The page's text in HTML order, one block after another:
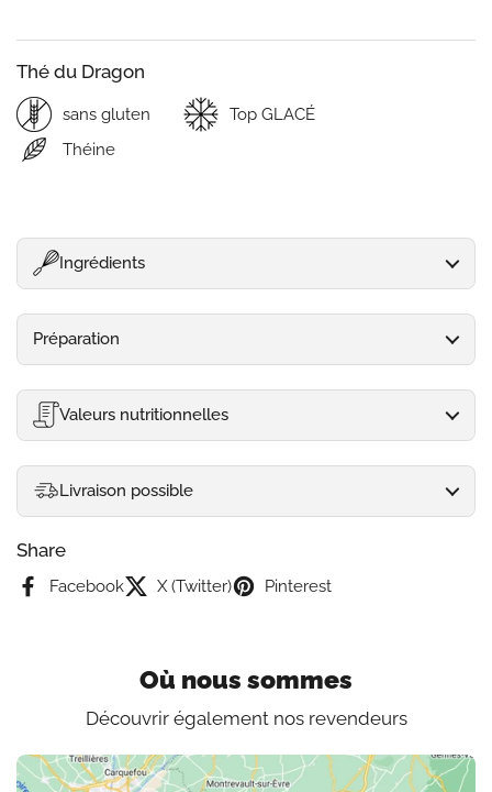
Thé du Dragon
sans gluten
Top GLACÉ
Théine
Ingrédients
Préparation
Valeurs nutritionnelles
Livraison possible
Share
Facebook X (Twitter) Pinterest
Où nous sommes
Découvrir également nos revendeurs